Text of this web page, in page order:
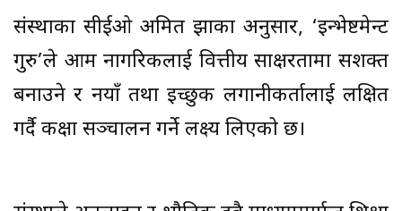
संस्थाका सीईओ अमित झाका अनुसार, ‘इन्भेष्टमेन्ट
गुरु’ले आम नागरिकलाई वित्तीय साक्षरतामा सशक्त
बनाउने र नयाँ तथा इच्छुक लगानीकर्तालाई लक्षित
गर्दै कक्षा सञ्चालन गर्ने लक्ष्य लिएको छ।